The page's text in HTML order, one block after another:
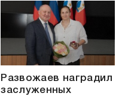
Развожаев наградил
заслуженных